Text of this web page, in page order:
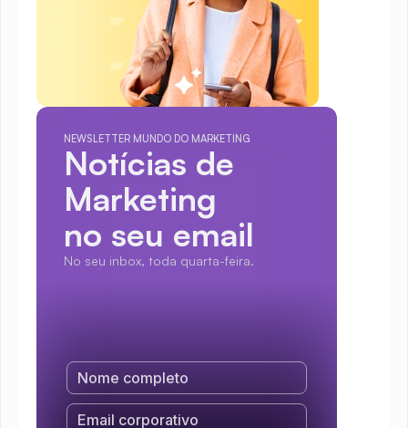
NEWSLETTER MUNDO DO MARKETING
Notícias de
Marketing
no seu email
No seu inbox, toda quarta-feira.